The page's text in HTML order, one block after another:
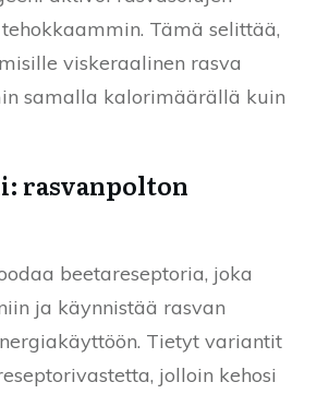
Tämä selittää,
viskeraalinen rasva
samalla kalorimäärällä kuin
rasvanpolton
beetareseptoria, joka
ja käynnistää rasvan
Tietyt variantit
jolloin kehosi